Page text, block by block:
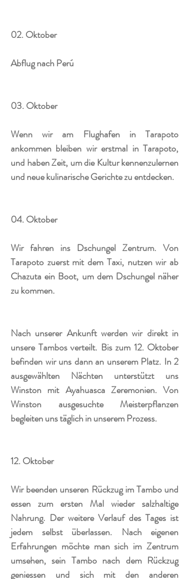
02. Oktober
Abflug nach Perú
03. Oktober
Wenn wir am Flughafen in Tarapoto
ankommen bleiben wir erstmal in Tarapoto,
und haben Zeit, um die Kultur kennenzulernen
und neue kulinarische Gerichte zu entdecken.
04. Oktober
Wir fahren ins Dschungel Zentrum. Von
Tarapoto zuerst mit dem Taxi, nutzen wir ab
Chazuta ein Boot, um dem Dschungel näher
zu kommen.
Nach unserer Ankunft werden wir direkt in
unsere Tambos verteilt. Bis zum 12. Oktober
befinden wir uns dann an unserem Platz. In 2
ausgewählten Nächten unterstützt uns
Winston mit Ayahuasca Zeremonien. Von
Winston ausgesuchte Meisterpflanzen
begleiten uns täglich in unserem Prozess.
12. Oktober
Wir beenden unseren Rückzug im Tambo und
essen zum ersten Mal wieder salzhaltige
Nahrung. Der weitere Verlauf des Tages ist
jedem selbst überlassen. Nach eigenen
Erfahrungen möchte man sich im Zentrum
umsehen, sein Tambo nach dem Rückzug
geniessen und sich mit den anderen